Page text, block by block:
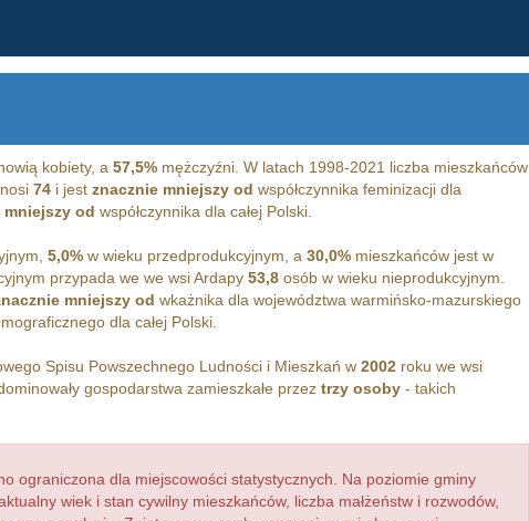
kobiety, a 57,5%mężczyźni. W latach 1998-2021 liczba mieszkańców
74i jest znacznie mniejszy od współczynnika feminizacji dla
mniejszy od współczynnika dla całej Polski.
5,0%w wieku przedprodukcyjnym, a 30,0%mieszkańców jest w
przypada we we wsi Ardapy 53,8osób w wieku nieprodukcyjnym.
mniejszy od wkażnika dla województwa warmińsko-mazurskiego
dla całej Polski.
Spisu Powszechnego Ludności i Mieszkań w 2002roku we wsi
gospodarstwa zamieszkałe przez trzy osoby- takich
ograniczona dla miejscowości statystycznych. Na poziomie gminy
wiek i stan cywilny mieszkańców, liczba małżeństw i rozwodów,